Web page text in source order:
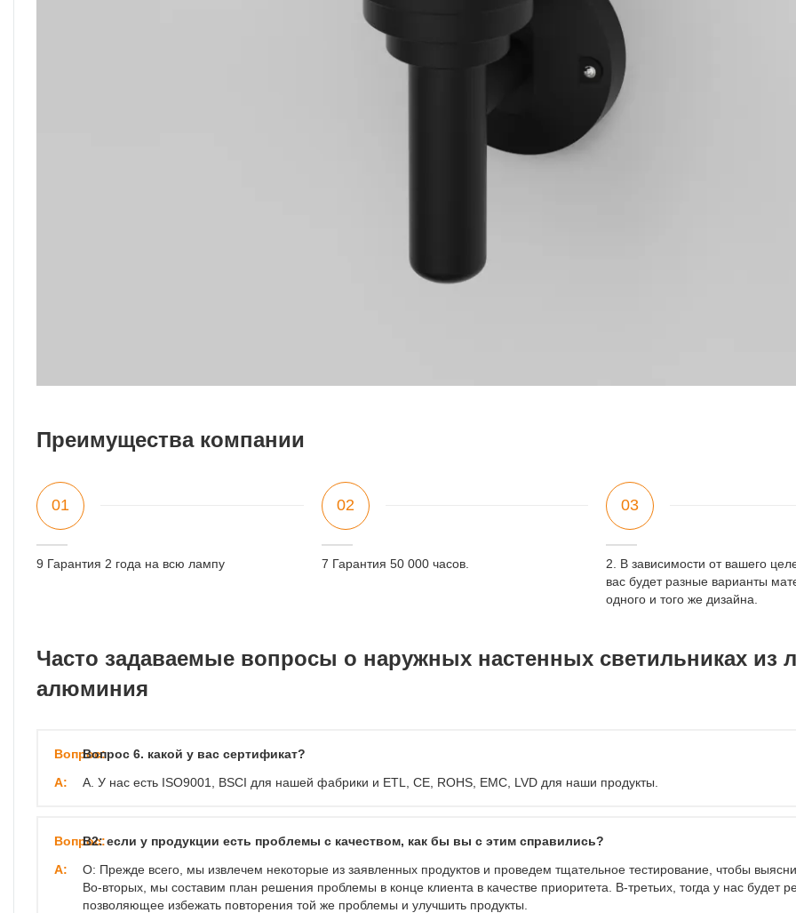
Преимущества компании
01
9 Гарантия 2 года на всю лампу
02
7 Гарантия 50 000 часов.
03
2. В зависимости от вашего
вас будет разные варианты
одного и того же дизайна.
Часто задаваемые вопросы о наружных настенных светильниках из
алюминия
Вопрос:Вопрос 6. какой у вас сертификат?
А:
A. У нас есть ISO9001, BSCI для нашей фабрики и ETL, CE, ROHS, EMC, LVD для наши продукты.
Вопрос:В2: если у продукции есть проблемы с качеством, как бы вы с этим справились?
А:
О: Прежде всего, мы извлечем некоторые из заявленных продуктов и проведем тщательное тестирование, чтобы
Во-вторых, мы составим план решения проблемы в конце клиента в качестве приоритета. В-третьих, тогда у нас будет
позволяющее избежать повторения той же проблемы и улучшить продукты.